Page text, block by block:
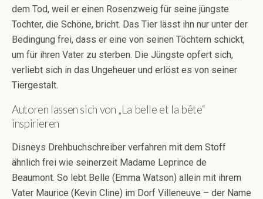
dem Tod, weil er einen Rosenzweig für seine jüngste
Tochter, die Schöne, bricht. Das Tier lässt ihn nur unter der
Bedingung frei, dass er eine von seinen Töchtern schickt,
um für ihren Vater zu sterben. Die Jüngste opfert sich,
verliebt sich in das Ungeheuer und erlöst es von seiner
Tiergestalt.
Autoren lassen sich von „La belle et la bête“
inspirieren
Disneys Drehbuchschreiber verfahren mit dem Stoff
ähnlich frei wie seinerzeit Madame Leprince de
Beaumont. So lebt Belle (Emma Watson) allein mit ihrem
Vater Maurice (Kevin Cline) im Dorf Villeneuve – der Name